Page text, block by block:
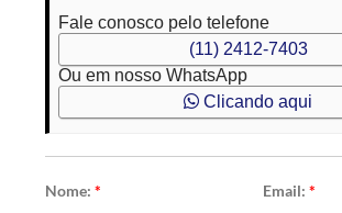
Fale conosco pelo telefone
(11) 2412-7403
Ou em nosso WhatsApp
Clicando aqui
Nome:* Email: *